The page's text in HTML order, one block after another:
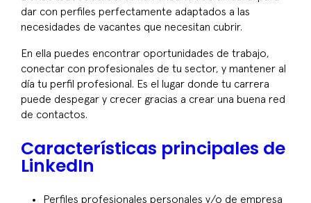
dar con perfiles perfectamente adaptados a las
necesidades de vacantes que necesitan cubrir.
En ella puedes encontrar oportunidades de trabajo,
conectar con profesionales de tu sector, y mantener al
día tu perfil profesional. Es el lugar donde tu carrera
puede despegar y crecer gracias a crear una buena red
de contactos.
Características principales de
LinkedIn
Perfiles profesionales personales y/o de empresa